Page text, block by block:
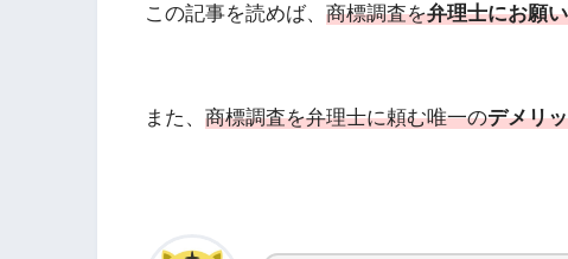
この記事を読めば、 商標調査を弁理士にお願
また、 商標調査を弁理士に頼む唯一のデメリ